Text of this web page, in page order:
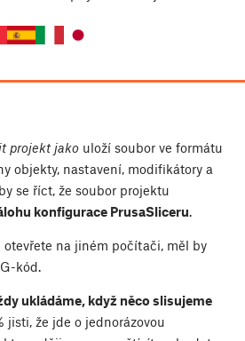
projekt jako uloží soubor ve formátu
objekty, nastavení, modifikátory a
se říct, že soubor projektu
konfigurace PrusaSliceru.
na jiném počítači, měl by
kód.
ukládáme, když něco slisujeme
jisti, že jde o jednorázovou